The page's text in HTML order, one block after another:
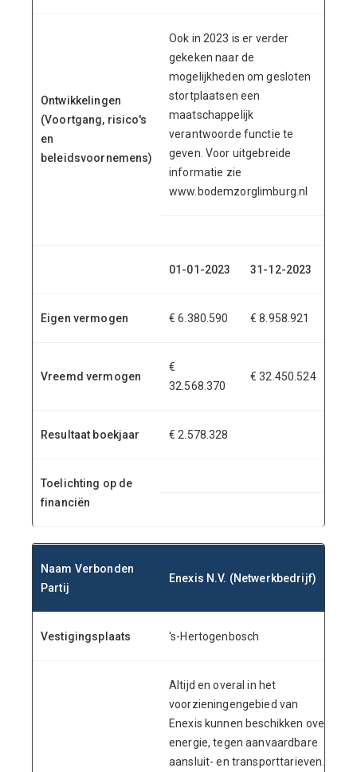
Ontwikkelingen
(Voortgang, risico's
en
beleidsvoornemens)
Ook in 2023 is er verder
gekeken naar de
mogelijkheden om gesloten
stortplaatsen een
maatschappelijk
verantwoorde functie te
geven. Voor uitgebreide
informatie zie
www.bodemzorglimburg.nl
01-01-2023 31-12-2023
Eigen vermogen € 6.380.590 € 8.958.921
Vreemd vermogen
€
32.568.370
€ 32.450.524
Resultaat boekjaar € 2.578.328
Toelichting op de
financiën
Naam Verbonden
Partij
Enexis N.V. (Netwerkbedrijf)
Vestigingsplaats 's-Hertogenbosch
Altijd en overal in het
voorzieningengebied van
Enexis kunnen beschikken over
energie, tegen aanvaardbare
aansluit- en transporttarieven.